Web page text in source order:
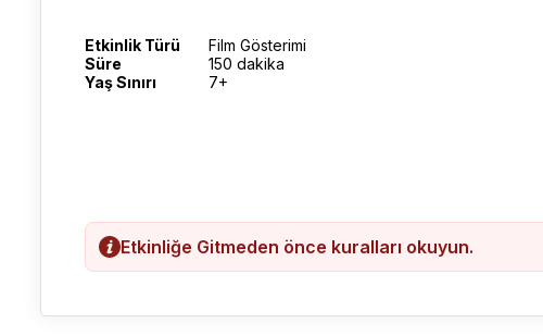
Etkinlik Türü
Film Gösterimi
Süre
150 dakika
Yaş Sınırı
7+
Etkinliğe Gitmeden önce kuralları okuyun.